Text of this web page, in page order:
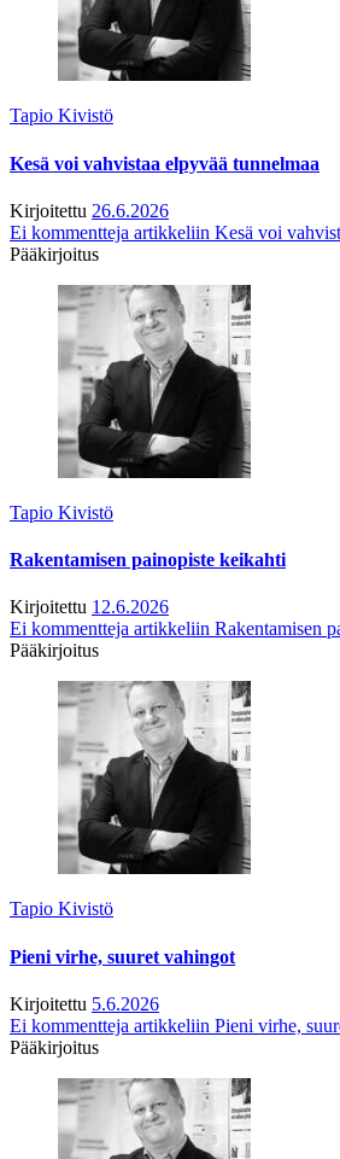
Tapio Kivistö
Kesä voi vahvistaa elpyvää tunnelmaa
Kirjoitettu 26.6.2026
Ei kommentteja artikkeliin Kesä voi
Pääkirjoitus
Tapio Kivistö
Rakentamisen painopiste keikahti
Kirjoitettu 12.6.2026
Ei kommentteja artikkeliin Rakentamisen
Pääkirjoitus
Tapio Kivistö
Pieni virhe, suuret vahingot
Kirjoitettu 5.6.2026
Ei kommentteja artikkeliin Pieni virhe,
Pääkirjoitus